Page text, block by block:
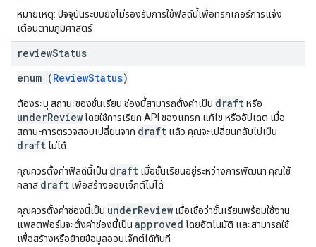
หมายเหตุ: ปัจจุบันระบบยังไม่รองรับการใช้ฟิลด์นี้เพื่อทริกเกอร์การแจ้ง
เตือนตามภูมิศาสตร์
reviewStatus
enum (ReviewStatus)
ต้องระบุ สถานะของชั้นเรียน ช่องนี้สามารถตั้งค่าเป็น draftหรือ
underReview โดยใช้การเรียก API ของแทรก แก้ไข หรืออัปเดต เมื่อ
สถานะการตรวจสอบเปลี่ยนจาก draft แล้ว คุณจะเปลี่ยนกลับไปเป็น
draft ไม่ได้
คุณควรตั้งค่าฟิลด์นี้เป็น draft เมื่อชั้นเรียนอยู่ระหว่างการพัฒนา คุณใช้
คลาส draft เพื่อสร้างออบเจ็กต์ไม่ได้
คุณควรตั้งค่าช่องนี้เป็น underReview เมื่อเชื่อว่าชั้นเรียนพร้อมใช้งาน
แพลตฟอร์มจะตั้งค่าช่องนี้เป็น approved โดยอัตโนมัติ และสามารถใช้
เพื่อสร้างหรือย้ายข้อมูลออบเจ็กต์ได้ทันที